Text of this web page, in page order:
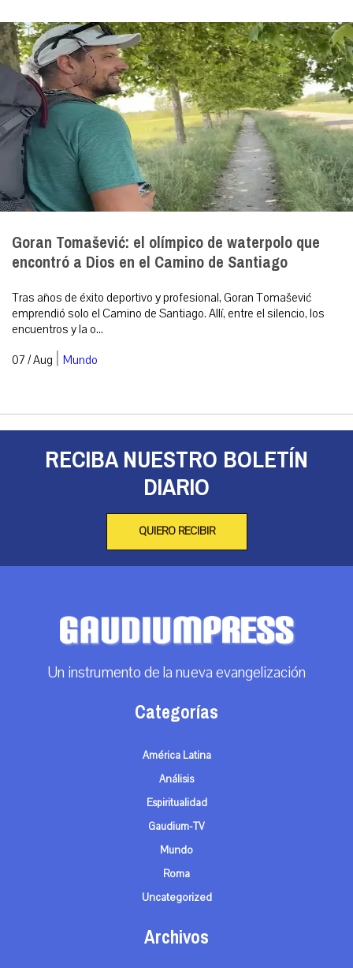
Goran Tomašević: el olímpico de waterpolo que
encontró a Dios en el Camino de Santiago
Tras años de éxito deportivo y profesional, Goran Tomašević
emprendió solo el Camino de Santiago. Allí, entre el silencio, los
encuentros y la o...
07 / Aug | Mundo
RECIBA NUESTRO BOLETÍN
DIARIO
QUIERO RECIBIR
Un instrumento de la nueva evangelización
Categorías
América Latina
Análisis
Espiritualidad
Gaudium-TV
Mundo
Roma
Uncategorized
Archivos